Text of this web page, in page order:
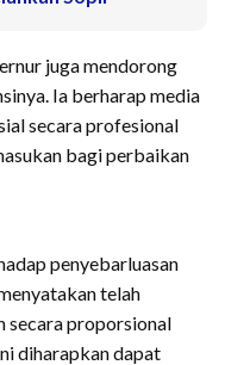
juga mendorong
Ia berharap media
secara profesional
bagi perbaikan
penyebarluasan
telah
secara proporsional
diharapkan dapat